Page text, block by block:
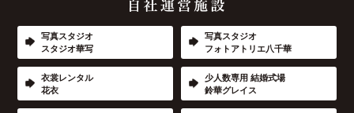
写真スタジオ
スタジオ華写
写真スタジオ
フォトアトリエ八千華
衣裳レンタル
花衣
少人数専用 結婚式場
鈴華グレイス